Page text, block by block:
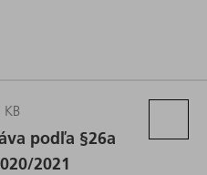
KB
podľa §26a
2021